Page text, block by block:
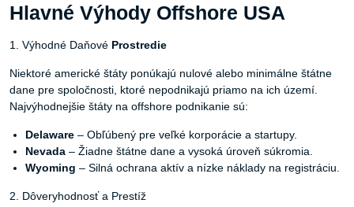
Hlavné Výhody Offshore USA
1. Výhodné Daňové Prostredie
Niektoré americké štáty ponúkajú nulové alebo minimálne štátne
dane pre spoločnosti, ktoré nepodnikajú priamo na ich území.
Najvýhodnejšie štáty na offshore podnikanie sú:
Delaware – Obľúbený pre veľké korporácie a startupy.
Nevada – Žiadne štátne dane a vysoká úroveň súkromia.
Wyoming – Silná ochrana aktív a nízke náklady na registráciu.
2. Dôveryhodnosť a Prestíž